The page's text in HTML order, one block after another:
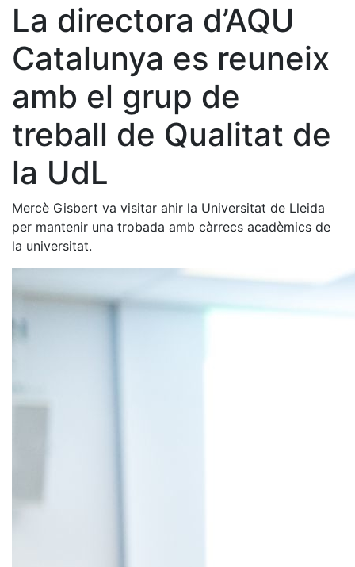
La directora d’AQU
Catalunya es reuneix
amb el grup de
treball de Qualitat de
la UdL
Mercè Gisbert va visitar ahir la Universitat de Lleida
per mantenir una trobada amb càrrecs acadèmics de
la universitat.